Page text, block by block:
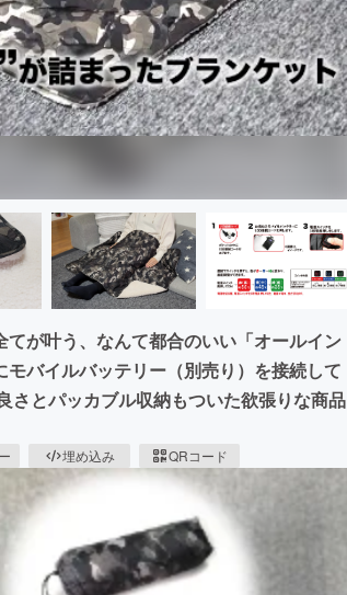
CAMPFIREふるさと納税machi-yaコ
が叶う、なんて都合のいい「オールイン
バイルバッテリー（別売り）を接続して
さとパッカブル収納もついた欲張りな商品
埋め込み QRコード